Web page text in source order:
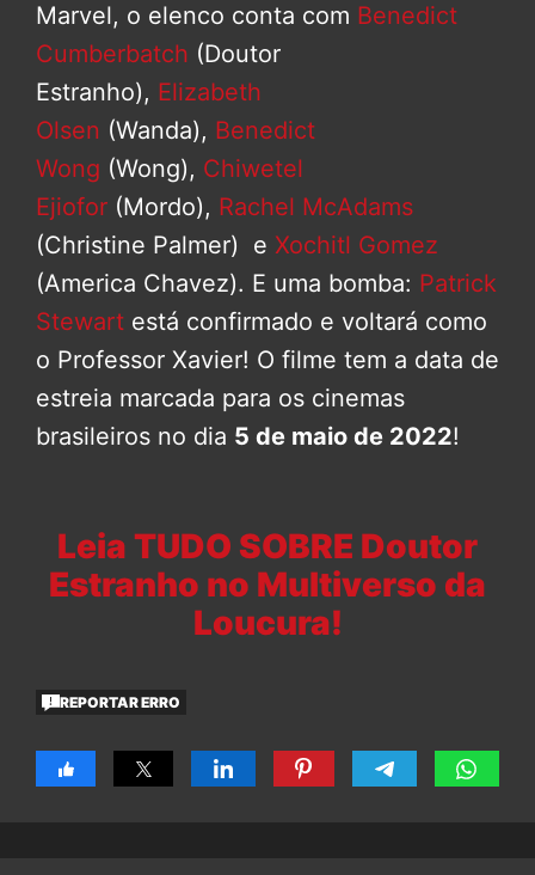
Marvel, o elenco conta com Benedict
Cumberbatch (Doutor
Estranho), Elizabeth
Olsen (Wanda), Benedict
Wong (Wong), Chiwetel
Ejiofor (Mordo), Rachel McAdams
(Christine Palmer) e Xochitl Gomez
(America Chavez). E uma bomba: Patrick
Stewart está confirmado e voltará como
o Professor Xavier! O filme tem a data de
estreia marcada para os cinemas
brasileiros no dia 5 de maio de 2022!
Leia TUDO SOBRE Doutor
Estranho no Multiverso da
Loucura!
REPORTAR ERRO